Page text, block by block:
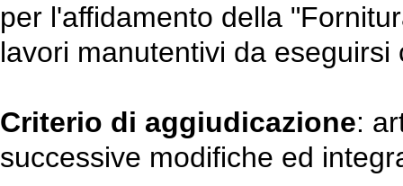
per l'affidamento della
lavori manutentivi da
Criterio di aggiudicazione:
successive modifiche ed